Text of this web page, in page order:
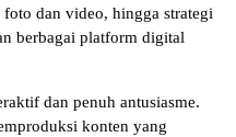
dan video, hingga strategi
berbagai platform digital
dan penuh antusiasme.
konten yang